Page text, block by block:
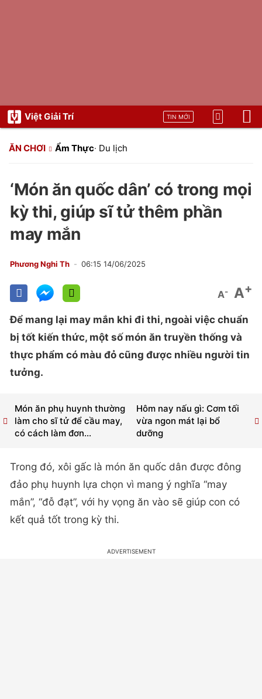
Việt Giải Trí TIN MỚI
ĂN CHƠI Ẩm Thực· Du lịch
‘Món ăn quốc dân’ có trong mọi
kỳ thi, giúp sĩ tử thêm phần
may mắn
Phương Nghi Th 06:15 14/06/2025
A- A+
Để mang lại may mắn khi đi thi, ngoài việc chuẩn
bị tốt kiến thức, một số món ăn truyền thống và
thực phẩm có màu đỏ cũng được nhiều người tin
tưởng.
Hôm nay nấu gì: Cơm tối
vừa ngon mát lại bổ
dưỡng
Món ăn phụ huynh thường
làm cho sĩ tử để cầu may,
có cách làm đơn...
Trong đó, xôi gấc là món ăn quốc dân được đông
đảo phụ huynh lựa chọn vì mang ý nghĩa “may
mắn”, “đỗ đạt”, với hy vọng ăn vào sẽ giúp con có
kết quả tốt trong kỳ thi.